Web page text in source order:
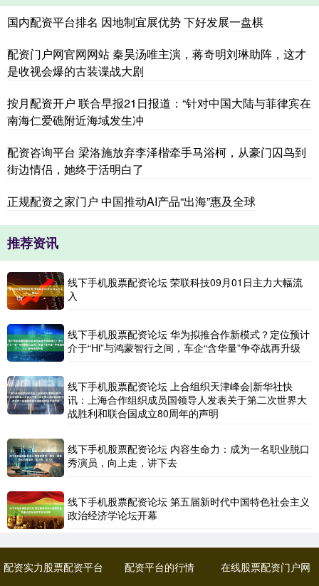
国内配资平台排名 因地制宜展优势 下好发展一盘棋
配资门户网官网网站 秦昊汤唯主演，蒋奇明刘琳助阵，这才
是收视会爆的古装谍战大剧
按月配资开户 联合早报21日报道：“针对中国大陆与菲律宾在
南海仁爱礁附近海域发生冲
配资咨询平台 梁洛施放弃李泽楷牵手马浴柯，从豪门囚鸟到
街边情侣，她终于活明白了
正规配资之家门户 中国推动AI产品“出海”惠及全球
推荐资讯
线下手机股票配资论坛 荣联科技09月01日主力大幅流
入
线下手机股票配资论坛 华为拟推合作新模式？定位预计
介于“Hi”与鸿蒙智行之间，车企“含华量”争夺战再升级
线下手机股票配资论坛 上合组织天津峰会|新华社快
讯：上海合作组织成员国领导人发表关于第二次世界大
战胜利和联合国成立80周年的声明
线下手机股票配资论坛 内容生命力：成为一名职业脱口
秀演员，向上走，讲下去
线下手机股票配资论坛 第五届新时代中国特色社会主义
政治经济学论坛开幕
配资实力股票配资平台 配资平台的行情 在线股票配资门户网